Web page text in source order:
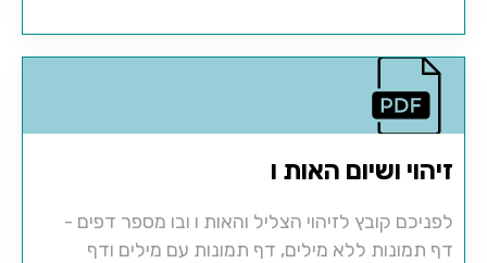
זיהוי ושיום האות ו
לפניכם קובץ לזיהוי הצליל והאות ו ובו מספר דפים -
דף תמונות ללא מילים, דף תמונות עם מילים ודף